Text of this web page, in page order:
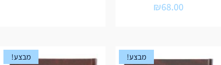
₪68.00
מבצע! מבצע!